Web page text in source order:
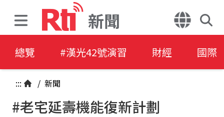
新聞
總覽 #漢光42號演習 財經 國際
::: / 新聞
#老宅延壽機能復新計劃